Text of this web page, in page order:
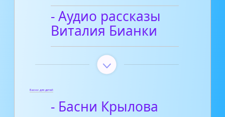
- Аудио рассказы
Виталия Бианки
Басни для детей
- Басни Крылова